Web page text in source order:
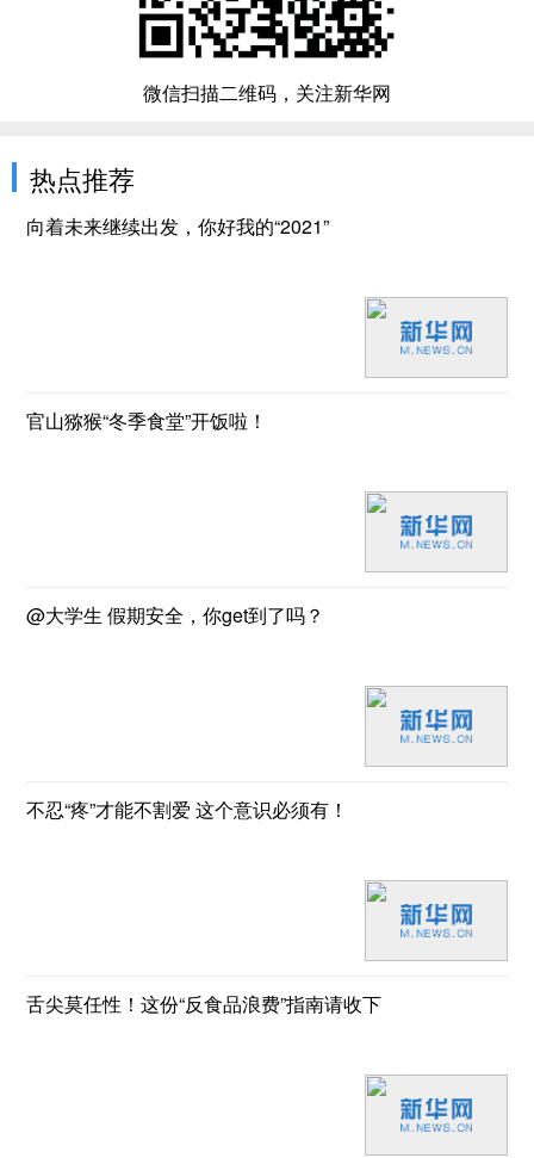
微信扫描二维码，关注新华网
热点推荐
向着未来继续出发，你好我的“2021”
官山猕猴“冬季食堂”开饭啦！
@大学生 假期安全，你get到了吗？
不忍“疼”才能不割爱 这个意识必须有！
舌尖莫任性！这份“反食品浪费”指南请收下